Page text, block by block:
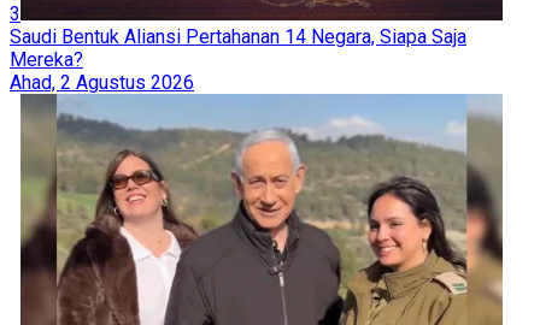
3
Saudi Bentuk Aliansi Pertahanan 14 Negara, Siapa Saja
Mereka?
Ahad, 2 Agustus 2026